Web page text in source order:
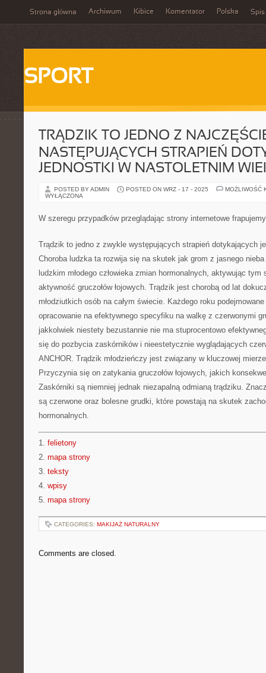
Strona główna Archiwum Kibice Komentator Polska Spis
SPORT
TRĄDZIK TO JEDNO Z
NASTĘPUJĄCYCH STRAPIEŃ
JEDNOSTKI W NASTOLETNIM
POSTED BY ADMIN POSTED ON WRZ - 17 - 2025
MOŻLIWOŚĆ
WYŁĄCZONA
W szeregu przypadków przeglądając strony internetowe frapujemy
Trądzik to jedno z zwykle występujących strapień dotykających
Choroba ludzka ta rozwija się na skutek jak grom z jasnego
ludzkim młodego człowieka zmian hormonalnych, aktywując tym
aktywność gruczołów łojowych. Trądzik jest chorobą od lat
młodziutkich osób na całym świecie. Każdego roku
opracowanie na efektywnego specyfiku na walkę z czerwonymi
jakkolwiek niestety bezustannie nie ma stuprocentowo
się do pozbycia zaskórników i nieestetycznie wyglądających
ANCHOR. Trądzik młodzieńczy jest związany w kluczowej
Przyczynia się on zatykania gruczołów łojowych, jakich
Zaskórniki są niemniej jednak niezapalną odmianą trądziku.
są czerwone oraz bolesne grudki, które powstają na skutek
hormonalnych.
1. felietony
2. mapa strony
3. teksty
4. wpisy
5. mapa strony
CATEGORIES: MAKIJAŻ NATURALNY
Comments are closed.